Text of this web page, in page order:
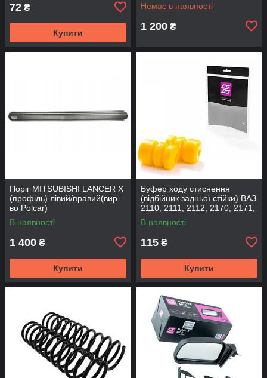
72 ₴
Купити
Немає в наявності
1 200 ₴
Поріг MITSUBISHI LANCER Х
(профіль) лівий/правий(вир-
во Polcar)
В наявності
1 400 ₴
Купити
Буфер ходу стиснення
(відбійник задньої стійки) ВАЗ
2110, 2111, 2112, 2170, 2171,
2172 (2шт) (вир-во CS-20
В наявності
115 ₴
Купити